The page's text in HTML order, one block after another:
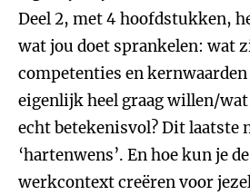
Deel 2, met 4 hoofdstukken,
wat jou doet sprankelen: wat
competenties en
eigenlijk heel graag willen/
echt betekenisvol? Dit laatste
‘hartenwens’. En hoe kun je
werkcontext creëren voor